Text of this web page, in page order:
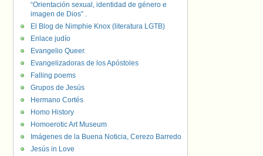
“Orientación sexual, identidad de género e
imagen de Dios” .
El Blog de Nimphie Knox (literatura LGTB)
Enlace judío
Evangelio Queer.
Evangelizadoras de los Apóstoles
Falling poems
Grupos de Jesús
Hermano Cortés
Homo History
Homoerotic Art Museum
Imágenes de la Buena Noticia, Cerezo Barredo
Jesús in Love